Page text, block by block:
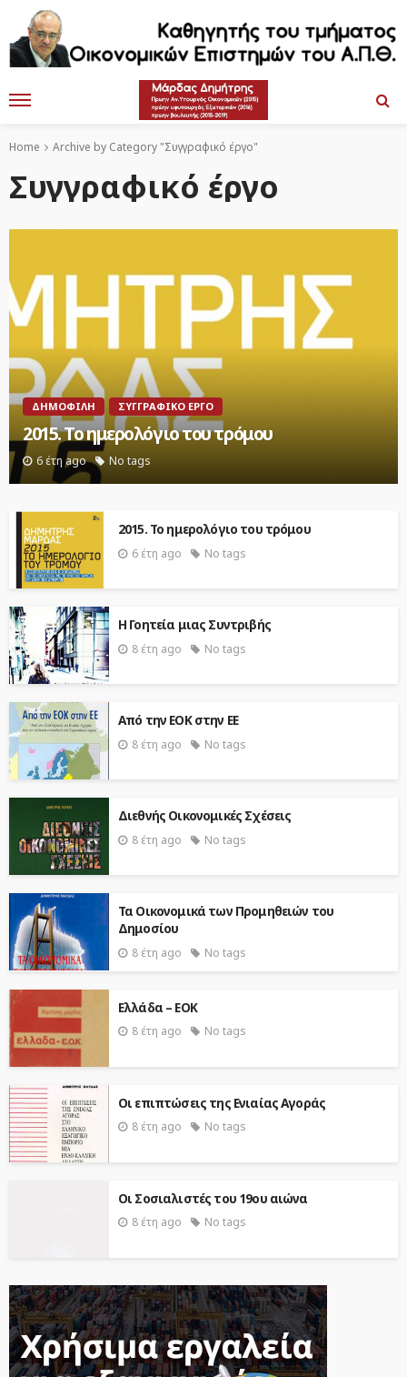
Home Archive by Category "Συγγραφικό έργο"
Συγγραφικό έργο
ΔΗΜΟΦΙΛΉ ΣΥΓΓΡΑΦΙΚΌ ΈΡΓΟ
2015. Το ημερολόγιο του τρόμου
6 έτη ago No tags
2015. Το ημερολόγιο του τρόμου
6 έτη ago No tags
Η Γοητεία μιας Συντριβής
8 έτη ago No tags
Από την ΕΟΚ στην ΕΕ
8 έτη ago No tags
Διεθνής Οικονομικές Σχέσεις
8 έτη ago No tags
Τα Οικονομικά των Προμηθειών του
Δημοσίου
8 έτη ago No tags
Ελλάδα – ΕΟΚ
8 έτη ago No tags
Οι επιπτώσεις της Ενιαίας Αγοράς
8 έτη ago No tags
Οι Σοσιαλιστές του 19ου αιώνα
8 έτη ago No tags